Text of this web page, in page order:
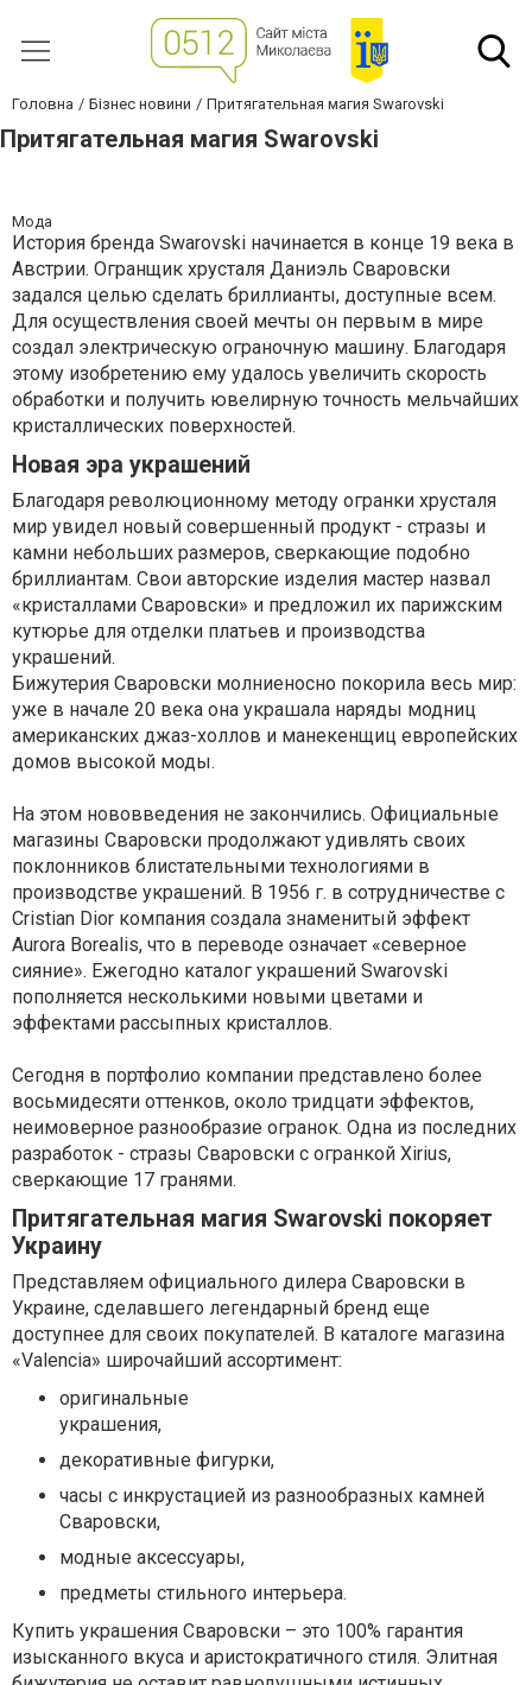
Головна Бізнес новини Притягательная магия Swarovski
Притягательная магия Swarovski
Мода
История бренда Swarovski начинается в конце 19 века в
Австрии. Огранщик хрусталя Даниэль Сваровски
задался целью сделать бриллианты, доступные всем.
Для осуществления своей мечты он первым в мире
создал электрическую ограночную машину. Благодаря
этому изобретению ему удалось увеличить скорость
обработки и получить ювелирную точность мельчайших
кристаллических поверхностей.
Новая эра украшений
Благодаря революционному методу огранки хрусталя
мир увидел новый совершенный продукт - стразы и
камни небольших размеров, сверкающие подобно
бриллиантам. Свои авторские изделия мастер назвал
«кристаллами Сваровски» и предложил их парижским
кутюрье для отделки платьев и производства
украшений.
Бижутерия Сваровски молниеносно покорила весь мир:
уже в начале 20 века она украшала наряды модниц
американских джаз-холлов и манекенщиц европейских
домов высокой моды.
На этом нововведения не закончились. Официальные
магазины Сваровски продолжают удивлять своих
поклонников блистательными технологиями в
производстве украшений. В 1956 г. в сотрудничестве с
Cristian Dior компания создала знаменитый эффект
Aurora Borealis, что в переводе означает «северное
сияние». Ежегодно каталог украшений Swarovski
пополняется несколькими новыми цветами и
эффектами рассыпных кристаллов.
Сегодня в портфолио компании представлено более
восьмидесяти оттенков, около тридцати эффектов,
неимоверное разнообразие огранок. Одна из последних
разработок - стразы Сваровски с огранкой Xirius,
сверкающие 17 гранями.
Притягательная магия Swarovski покоряет
Украину
Представляем официального дилера Сваровски в
Украине, сделавшего легендарный бренд еще
доступнее для своих покупателей. В каталоге магазина
«Valencia» широчайший ассортимент:
оригинальные
украшения,
декоративные фигурки,
часы с инкрустацией из разнообразных камней
Сваровски,
модные аксессуары,
предметы стильного интерьера.
Купить украшения Сваровски – это 100% гарантия
изысканного вкуса и аристократичного стиля. Элитная